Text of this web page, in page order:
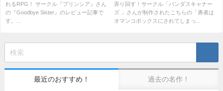
れるRPG！ サークル『プリンシア』さん
の『Goodbye Sister』のレビュー記事で
す。...
弄り回す！サークル「パンダスキャナー
ズ 」さんが制作されたこちらの「勇者は
オマンコボックスにされてしまっ...
最近のおすすめ！ 過去の名作！